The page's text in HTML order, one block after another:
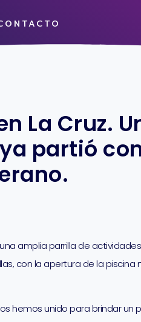
La Cruz.
partió
amplia parrilla de
con la apertura de la
hemos unido para brindar